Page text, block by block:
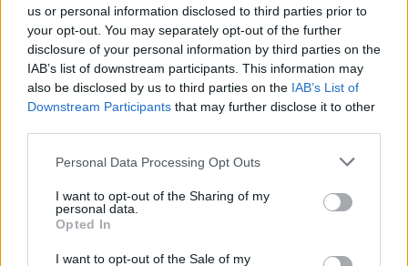
us or personal information disclosed to third parties prior to
your opt-out. You may separately opt-out of the further
disclosure of your personal information by third parties on the
IAB’s list of downstream participants. This information may
also be disclosed by us to third parties on the IAB’s List of
Downstream Participants that may further disclose it to other
Please note that this website/app uses one or more Google
not limited to your visit or usage behaviour. You may click to
grant or deny consent to Google and its third-party tags to
use your data for below specified purposes in below Google
consent section.
Personal Data Processing Opt Outs
I want to opt-out of the Sharing of my
personal data.
Opted In
I want to opt-out of the Sale of my